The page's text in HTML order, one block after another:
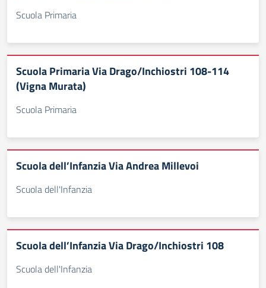
Scuola Primaria
Scuola Primaria Via Drago/Inchiostri 108-114
(Vigna Murata)
Scuola Primaria
Scuola dell’Infanzia Via Andrea Millevoi
Scuola dell'Infanzia
Scuola dell’Infanzia Via Drago/Inchiostri 108
Scuola dell'Infanzia